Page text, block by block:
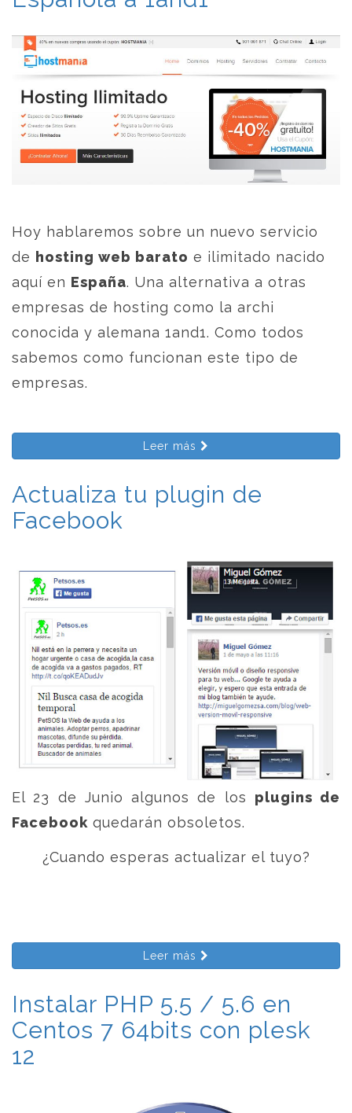
Hoy hablaremos sobre un nuevo servicio
de hosting web barato e ilimitado nacido
aquí en España. Una alternativa a otras
empresas de hosting como la archi
conocida y alemana 1and1. Como todos
sabemos como funcionan este tipo de
empresas.
Leer más
Actualiza tu plugin de
Facebook
El 23 de Junio algunos de los plugins de
Facebook quedarán obsoletos.
¿Cuando esperas actualizar el tuyo?
Leer más
Instalar PHP 5.5 / 5.6 en
Centos 7 64bits con plesk
12